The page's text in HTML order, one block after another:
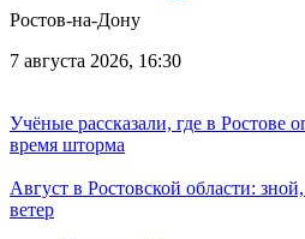
Ростов-на-Дону
7 августа 2026, 16:30
Учёные рассказали, где в Ростове
время шторма
Август в Ростовской области:
ветер